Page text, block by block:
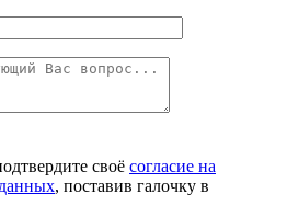
своё согласие на
, поставив галочку в